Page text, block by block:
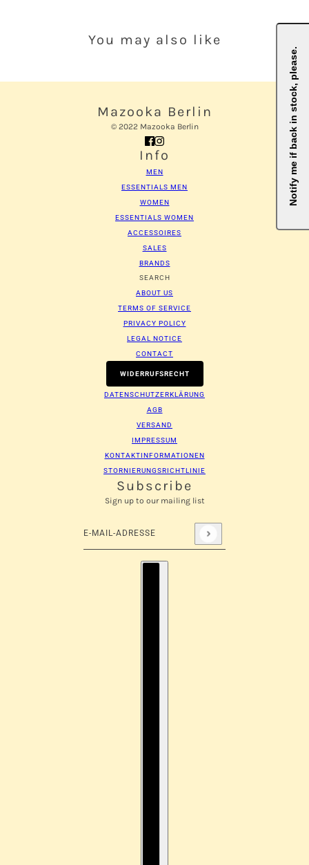
You may also like
Mazooka Berlin
© 2022 Mazooka Berlin
Info
MEN
ESSENTIALS MEN
WOMEN
ESSENTIALS WOMEN
ACCESSOIRES
SALES
BRANDS
SEARCH
ABOUT US
TERMS OF SERVICE
PRIVACY POLICY
LEGAL NOTICE
CONTACT
WIDERRUFSRECHT
DATENSCHUTZERKLÄRUNG
AGB
VERSAND
IMPRESSUM
KONTAKTINFORMATIONEN
STORNIERUNGSRICHTLINIE
Subscribe
Sign up to our mailing list
E-Mail-Adresse
Diese Website ist durch hCaptcha geschützt und es
Länderauswahl
Notify me if back in stock, please.
Anmeldung erforderlich
Login